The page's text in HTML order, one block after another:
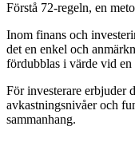
Förstå 72-regeln, en
Inom finans och
det en enkel och
fördubblas i värde vid
För investerare erbjuder
avkastningsnivåer och
sammanhang.